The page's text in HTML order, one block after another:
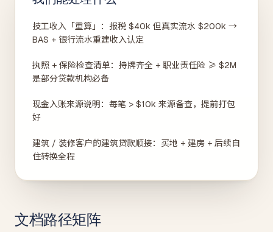
技工收入「重算」：报税 $40k 但真实流水 $200k →
BAS + 银行流水重建收入认定
执照 + 保险检查清单：持牌齐全 + 职业责任险 ≥ $2M
是部分贷款机构必备
现金入账来源说明：每笔 > $10k 来源备查，提前打包
好
建筑 / 装修客户的建筑贷款顺接：买地 + 建房 + 后续自
住转换全程
文档路径矩阵